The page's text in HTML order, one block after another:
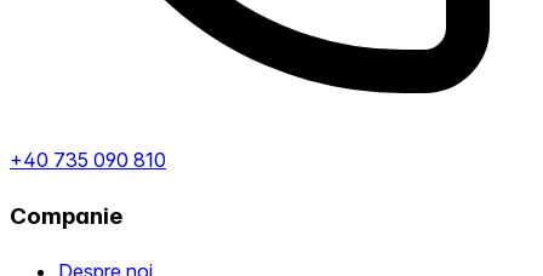
+40 735 090 810
Companie
Despre noi